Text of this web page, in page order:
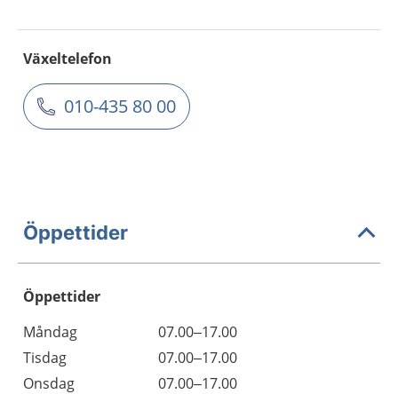
Växeltelefon
010-435 80 00
Öppettider
Öppettider
Dag
Öppettider
Kommentarer
Måndag
07.00–17.00
Tisdag
07.00–17.00
Onsdag
07.00–17.00